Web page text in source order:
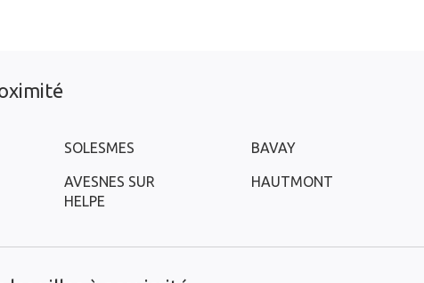
SOLESMES
AVESNES SUR
HELPE
BAVAY
HAUTMONT